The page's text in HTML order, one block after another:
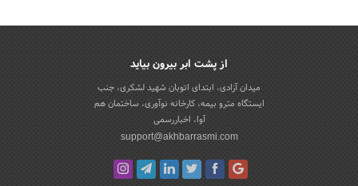
از پشت ابر بیرون بیاید
میدان آزادی، ابتدای اتوبان شهید لشکری، جنب
ایستگاه مترو بیمه، کارخانه نوآوری، ساختمان هم
آوا، اخباررسمی
support@akhbarrasmi.com